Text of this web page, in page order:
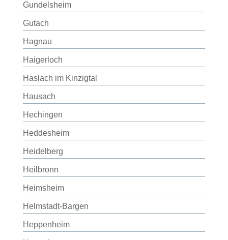
Gundelsheim
Gutach
Hagnau
Haigerloch
Haslach im Kinzigtal
Hausach
Hechingen
Heddesheim
Heidelberg
Heilbronn
Heimsheim
Helmstadt-Bargen
Heppenheim